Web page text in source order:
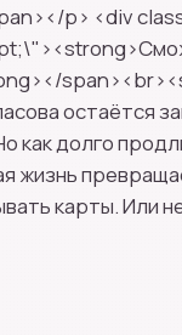
p> <div
остаётся
как долго
жизнь
карты. Или